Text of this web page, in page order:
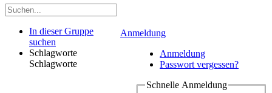
Anmeldung
Anmeldung
Passwort vergessen?
Schnelle Anmeldung
In dieser Gruppe
suchen
Schlagworte
Schlagworte